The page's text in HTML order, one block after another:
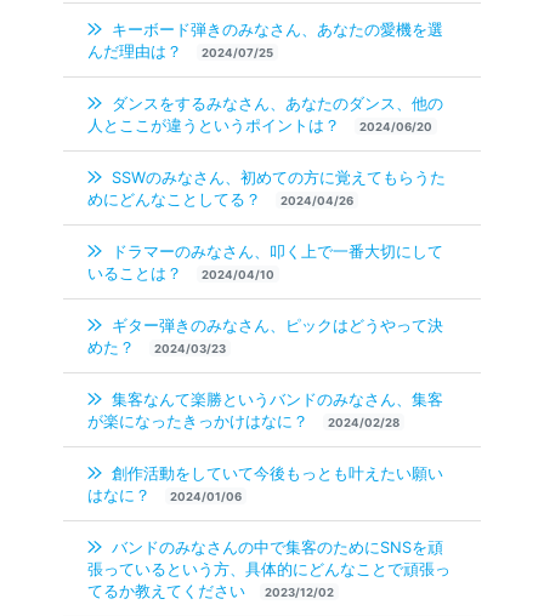
キーボード弾きのみなさん、あなたの愛機を選
んだ理由は？
2024/07/25
ダンスをするみなさん、あなたのダンス、他の
人とここが違うというポイントは？
2024/06/20
SSWのみなさん、初めての方に覚えてもらうた
めにどんなことしてる？
2024/04/26
ドラマーのみなさん、叩く上で一番大切にして
いることは？
2024/04/10
ギター弾きのみなさん、ピックはどうやって決
めた？
2024/03/23
集客なんて楽勝というバンドのみなさん、集客
が楽になったきっかけはなに？
2024/02/28
創作活動をしていて今後もっとも叶えたい願い
はなに？
2024/01/06
バンドのみなさんの中で集客のためにSNSを頑
張っているという方、具体的にどんなことで頑張っ
てるか教えてください
2023/12/02